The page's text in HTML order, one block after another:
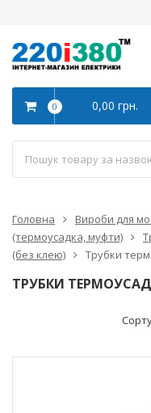
0 0,00 грн.
Головна Вироби для
(термоусадка, муфти)
(без клею)
Трубки
ТРУБКИ